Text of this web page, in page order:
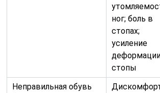
ног; боль в
стопах;
усиление
стопы
Неправильная обувь